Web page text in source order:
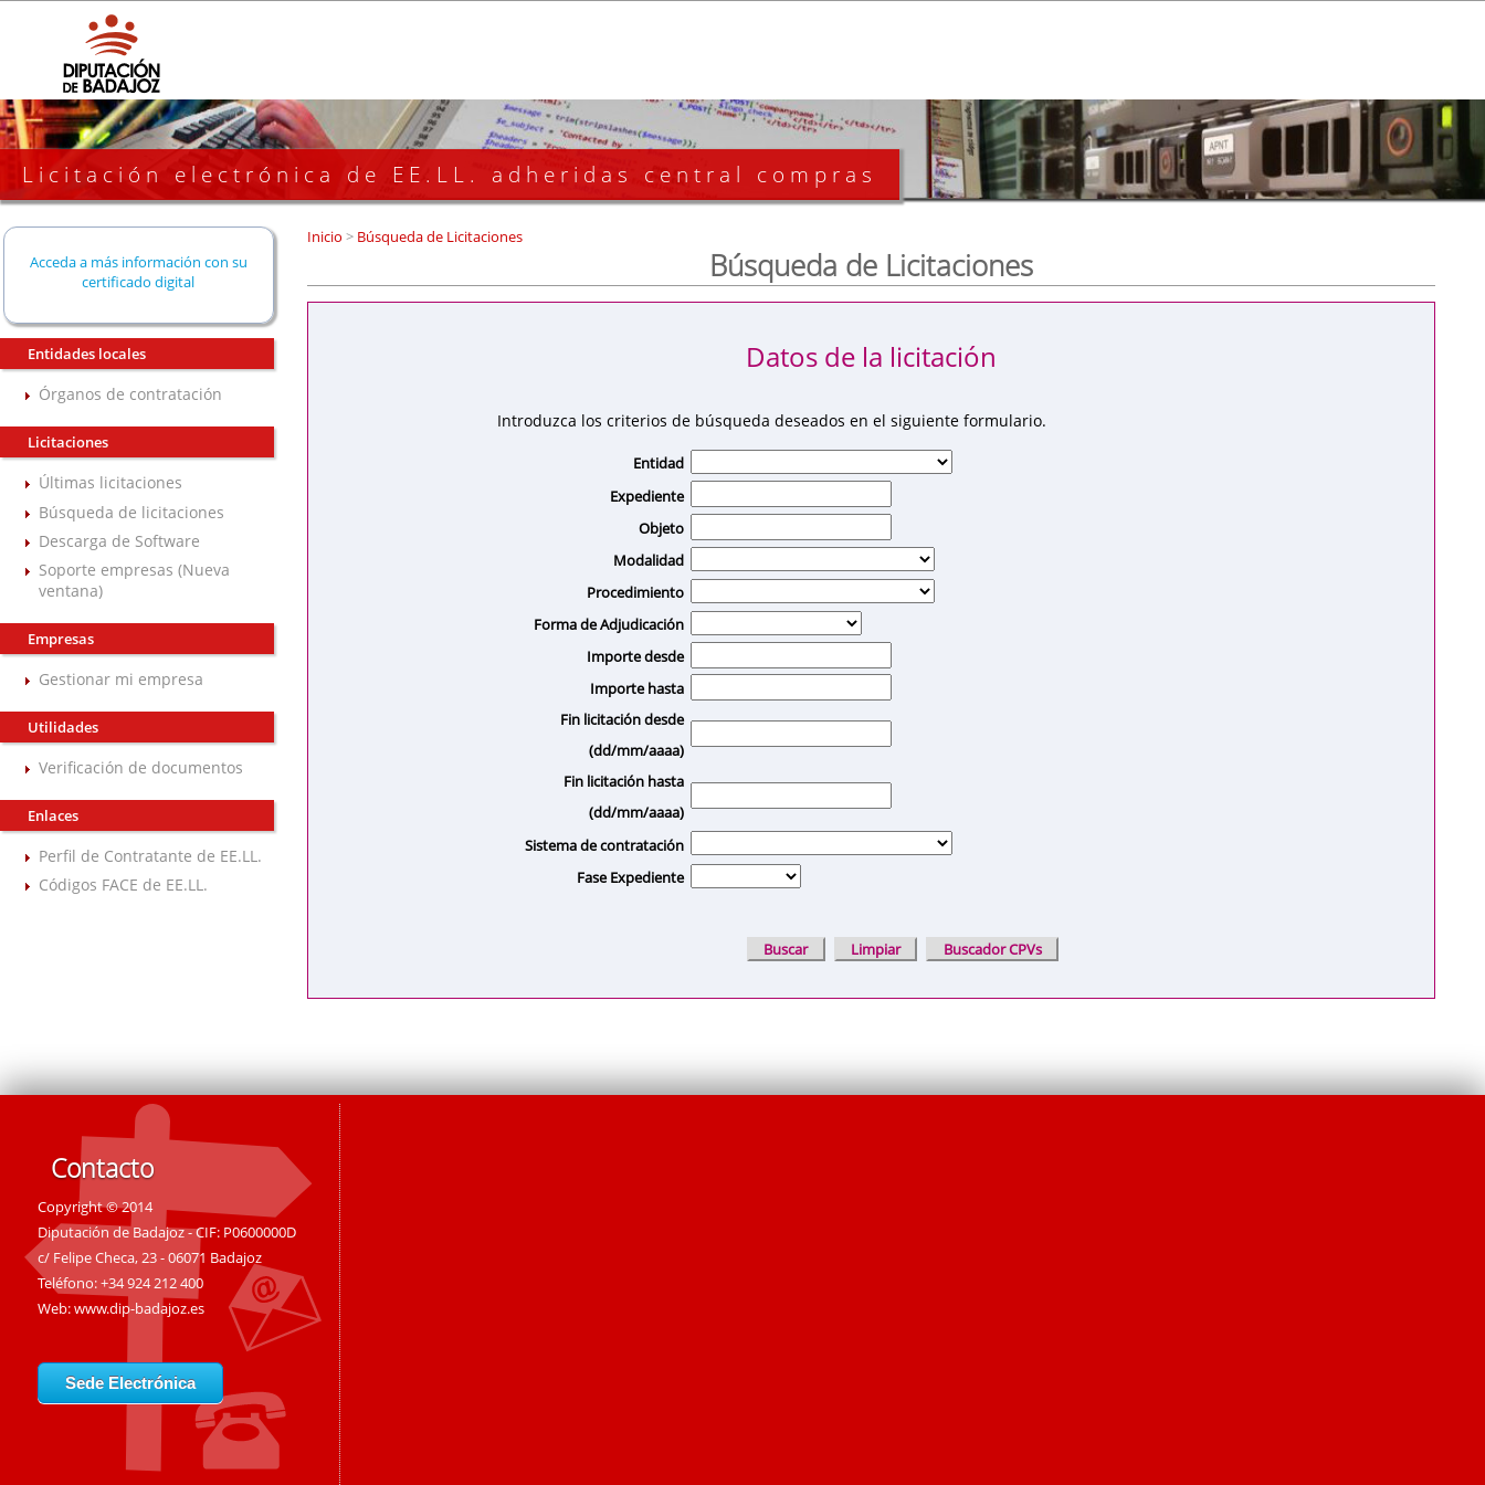
Licitación electrónica de EE.LL. adheridas central compras
Acceda a más información con su
certificado digital
Entidades locales
Órganos de contratación
Licitaciones
Últimas licitaciones
Búsqueda de licitaciones
Descarga de Software
Soporte empresas (Nueva
ventana)
Empresas
Gestionar mi empresa
Utilidades
Verificación de documentos
Enlaces
Perfil de Contratante de EE.LL.
Códigos FACE de EE.LL.
Inicio >Búsqueda de Licitaciones
Búsqueda de Licitaciones
Introduzca los criterios de búsqueda deseados en el siguiente formulario.
Datos de la licitación
Entidad
Expediente
Objeto
Modalidad
Procedimiento
Forma de Adjudicación
Importe desde
Importe hasta
Fin licitación desde
(dd/mm/aaaa)
Fin licitación hasta
(dd/mm/aaaa)
Sistema de contratación
Fase Expediente
Contacto
Copyright © 2014
Diputación de Badajoz - CIF: P0600000D
c/ Felipe Checa, 23 - 06071 Badajoz
Teléfono: +34 924 212 400
Web:www.dip-badajoz.es
Sede Electrónica